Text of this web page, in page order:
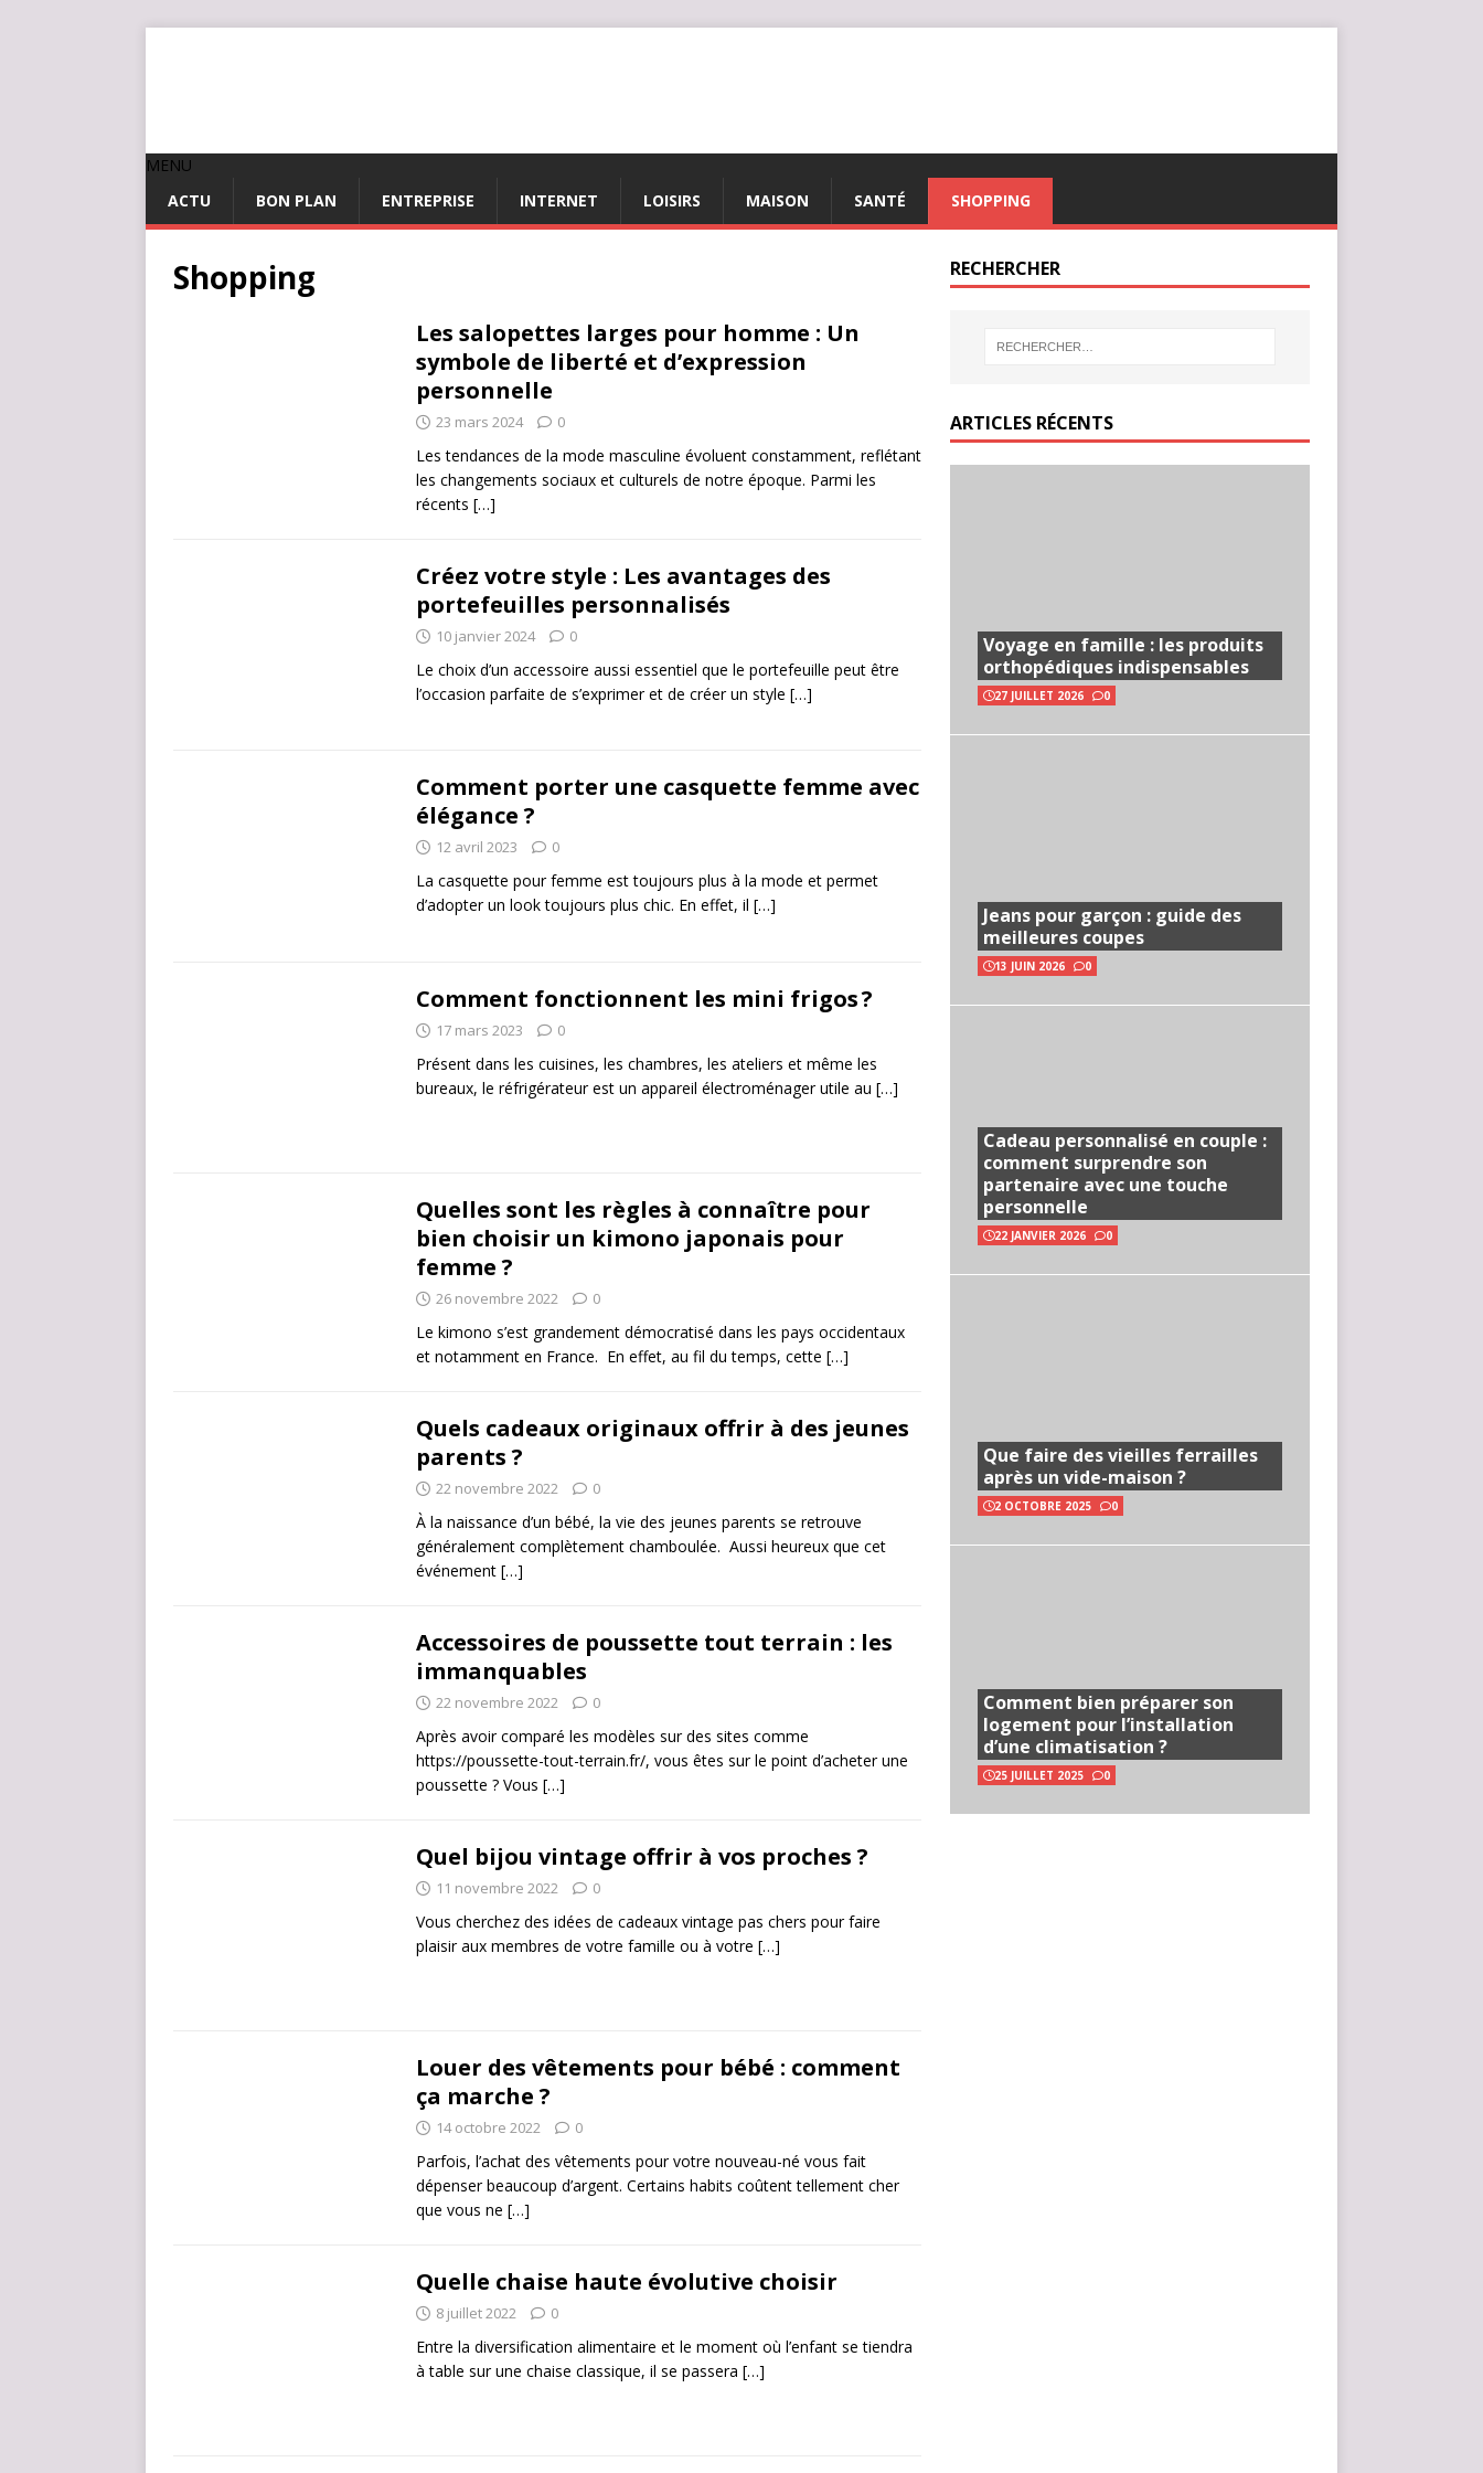
MENU
ACTU
BON PLAN ENTREPRISE INTERNET LOISIRS MAISON SANTÉ SHOPPING
Shopping
Les salopettes larges pour homme : Un
symbole de liberté et d’expression
personnelle
23 mars 2024 0
Les tendances de la mode masculine évoluent constamment, reflétant
les changements sociaux et culturels de notre époque. Parmi les
récents […]
Créez votre style : Les avantages des
portefeuilles personnalisés
10 janvier 2024 0
Le choix d’un accessoire aussi essentiel que le portefeuille peut être
l’occasion parfaite de s’exprimer et de créer un style […]
Comment porter une casquette femme avec
élégance ?
12 avril 2023 0
La casquette pour femme est toujours plus à la mode et permet
d’adopter un look toujours plus chic. En effet, il […]
Comment fonctionnent les mini frigos ?
17 mars 2023 0
Présent dans les cuisines, les chambres, les ateliers et même les
bureaux, le réfrigérateur est un appareil électroménager utile au […]
Quelles sont les règles à connaître pour
bien choisir un kimono japonais pour
femme ?
26 novembre 2022 0
Le kimono s’est grandement démocratisé dans les pays occidentaux
et notamment en France. En effet, au fil du temps, cette […]
Quels cadeaux originaux offrir à des jeunes
parents ?
22 novembre 2022 0
À la naissance d’un bébé, la vie des jeunes parents se retrouve
généralement complètement chamboulée. Aussi heureux que cet
événement […]
Accessoires de poussette tout terrain : les
immanquables
22 novembre 2022 0
Après avoir comparé les modèles sur des sites comme
https://poussette-tout-terrain.fr/, vous êtes sur le point d’acheter une
poussette ? Vous […]
Quel bijou vintage offrir à vos proches ?
11 novembre 2022 0
Vous cherchez des idées de cadeaux vintage pas chers pour faire
plaisir aux membres de votre famille ou à votre […]
Louer des vêtements pour bébé : comment
ça marche ?
14 octobre 2022 0
Parfois, l’achat des vêtements pour votre nouveau-né vous fait
dépenser beaucoup d’argent. Certains habits coûtent tellement cher
que vous ne […]
Quelle chaise haute évolutive choisir
8 juillet 2022 0
Entre la diversification alimentaire et le moment où l’enfant se tiendra
à table sur une chaise classique, il se passera […]
RECHERCHER
ARTICLES RÉCENTS
Voyage en famille : les produits
orthopédiques indispensables
27 JUILLET 2026 0
Jeans pour garçon : guide des
meilleures coupes
13 JUIN 2026 0
Cadeau personnalisé en couple :
comment surprendre son
partenaire avec une touche
personnelle
22 JANVIER 2026 0
Que faire des vieilles ferrailles
après un vide-maison ?
2 OCTOBRE 2025 0
Comment bien préparer son
logement pour l’installation
d’une climatisation ?
25 JUILLET 2025 0